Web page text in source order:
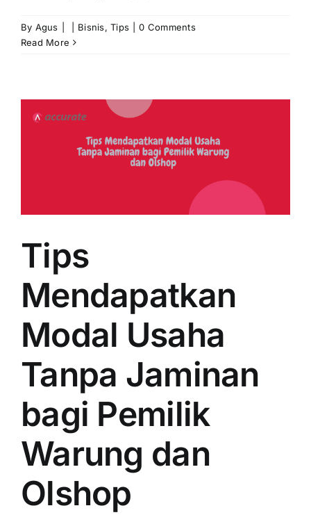
By Agus Bisnis,Tips
0 Comments
Read More
Tips
Mendapatkan
Modal Usaha
Tanpa Jaminan
bagi Pemilik
Warung dan
Olshop